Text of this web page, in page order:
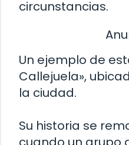
circunstancias.
Un ejemplo de
Callejuela»,
la ciudad.
Su historia se